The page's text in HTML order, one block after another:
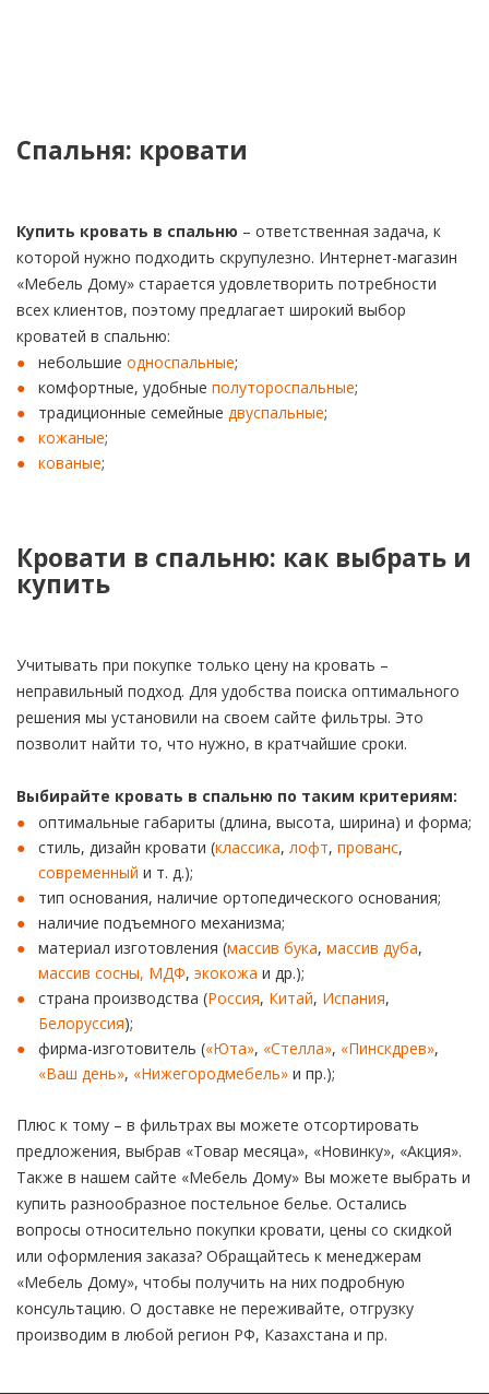
Спальня: кровати
Купить кровать в спальню – ответственная задача, к
которой нужно подходить скрупулезно. Интернет-магазин
«Мебель Дому» старается удовлетворить потребности
всех клиентов, поэтому предлагает широкий выбор
кроватей в спальню:
небольшие односпальные;
комфортные, удобные полутороспальные;
традиционные семейные двуспальные;
кожаные;
кованые;
Кровати в спальню: как выбрать и
купить
Учитывать при покупке только цену на кровать –
неправильный подход. Для удобства поиска оптимального
решения мы установили на своем сайте фильтры. Это
позволит найти то, что нужно, в кратчайшие сроки.
Выбирайте кровать в спальню по таким критериям:
оптимальные габариты (длина, высота, ширина) и форма;
стиль, дизайн кровати (классика, лофт, прованс,
современный и т. д.);
тип основания, наличие ортопедического основания;
наличие подъемного механизма;
материал изготовления (массив бука, массив дуба,
массив сосны, МДФ, экокожа и др.);
страна производства (Россия, Китай, Испания,
Белоруссия);
фирма-изготовитель («Юта», «Стелла», «Пинскдрев»,
«Ваш день», «Нижегородмебель» и пр.);
Плюс к тому – в фильтрах вы можете отсортировать
предложения, выбрав «Товар месяца», «Новинку», «Акция».
Также в нашем сайте «Мебель Дому» Вы можете выбрать и
купить разнообразное постельное белье. Остались
вопросы относительно покупки кровати, цены со скидкой
или оформления заказа? Обращайтесь к менеджерам
«Мебель Дому», чтобы получить на них подробную
консультацию. О доставке не переживайте, отгрузку
производим в любой регион РФ, Казахстана и пр.